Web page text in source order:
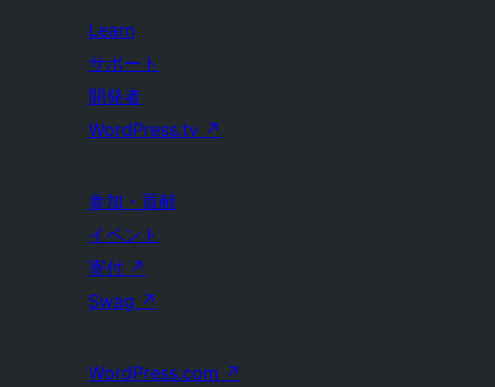
Learn
サポート
開発者
WordPress.tv ↗
参加・貢献
イベント
寄付 ↗
Swag ↗
WordPress.com ↗